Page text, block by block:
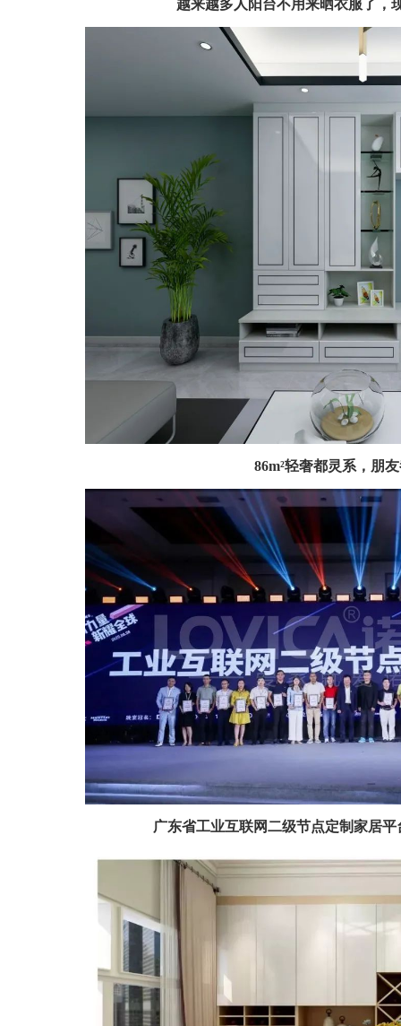
越来越多人阳台不用来晒衣服了，
86m²轻奢都灵系，朋
广东省工业互联网二级节点定制家居